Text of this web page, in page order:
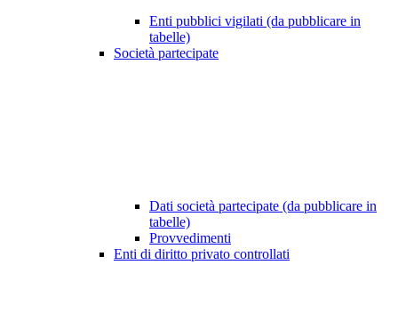
Enti pubblici vigilati (da pubblicare in
tabelle)
Società partecipate
Dati società partecipate (da pubblicare in
tabelle)
Provvedimenti
Enti di diritto privato controllati